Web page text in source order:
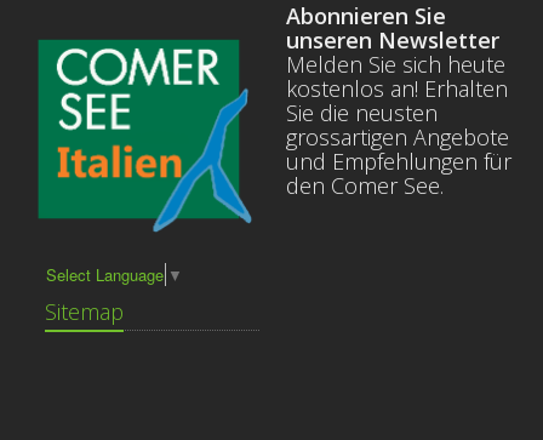
Select Language ▼
Sitemap
Abonnieren Sie
unseren Newsletter
Melden Sie sich heute
kostenlos an! Erhalten
Sie die neusten
grossartigen Angebote
und Empfehlungen für
den Comer See.